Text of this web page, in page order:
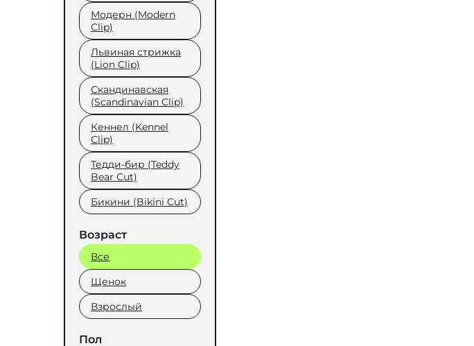
Модерн (Modern
Clip)
Львиная стрижка
(Lion Clip)
Скандинавская
(Scandinavian Clip)
Кеннел (Kennel
Clip)
Тедди-бир (Teddy
Bear Cut)
Бикини (Bikini Cut)
Возраст
Все
Щенок
Взрослый
Пол